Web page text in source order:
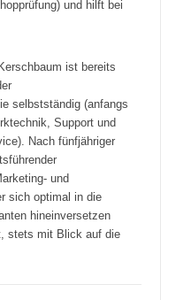
und hilft bei
ist bereits
selbstständig (anfangs
Support und
Nach fünfjähriger
und
sich optimal in die
hineinversetzen
stets mit Blick auf die